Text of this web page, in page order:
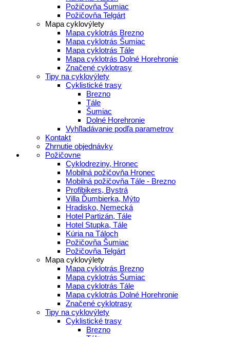
Požičovňa Šumiac
Požičovňa Telgárt
Mapa cyklovýlety
Mapa cyklotrás Brezno
Mapa cyklotrás Šumiac
Mapa cyklotrás Tále
Mapa cyklotrás Dolné Horehronie
Značené cyklotrasy
Tipy na cyklovýlety
Cyklistické trasy
Brezno
Tále
Šumiac
Dolné Horehronie
Vyhľladávanie podľa parametrov
Kontakt
Zhrnutie objednávky
Požičovne
Cyklodreziny, Hronec
Mobilná požičovňa Hronec
Mobilná požičovňa Tále - Brezno
Profibikers, Bystrá
Villa Ďumbierka, Mýto
Hradisko, Nemecká
Hotel Partizán, Tále
Hotel Stupka, Tále
Kúria na Táloch
Požičovňa Šumiac
Požičovňa Telgárt
Mapa cyklovýlety
Mapa cyklotrás Brezno
Mapa cyklotrás Šumiac
Mapa cyklotrás Tále
Mapa cyklotrás Dolné Horehronie
Značené cyklotrasy
Tipy na cyklovýlety
Cyklistické trasy
Brezno